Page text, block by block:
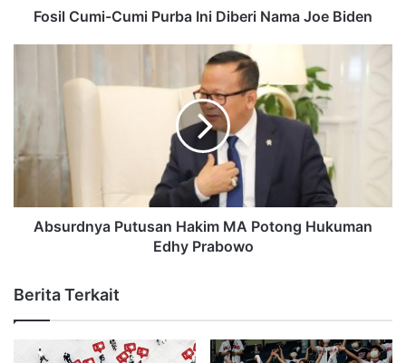
Fosil Cumi-Cumi Purba Ini Diberi Nama Joe Biden
Absurdnya Putusan Hakim MA Potong Hukuman
Edhy Prabowo
Berita Terkait